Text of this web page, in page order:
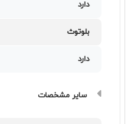
دارد
بلوتوث
دارد
سایر مشخصات